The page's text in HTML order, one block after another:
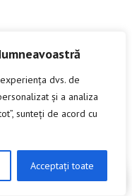
dvs. de
și a analiza
sunteți de acord cu
Acceptați toate